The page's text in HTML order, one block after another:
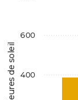
Heures de soleil 400
600